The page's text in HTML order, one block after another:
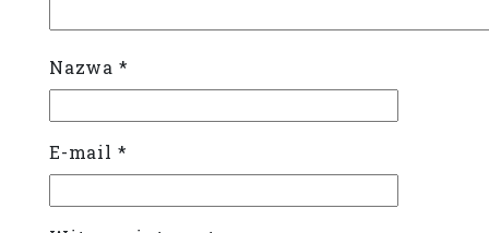
Nazwa *
E-mail *